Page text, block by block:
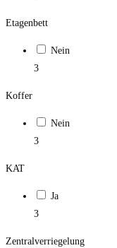
Etagenbett
Nein
3
Koffer
Nein
3
KAT
Ja
3
Zentralverriegelung